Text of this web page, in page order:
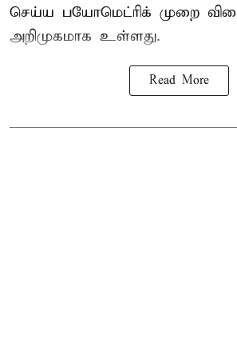
செய்ய பயோமெட்ரிக் முறை
அறிமுகமாக உள்ளது.
Read More